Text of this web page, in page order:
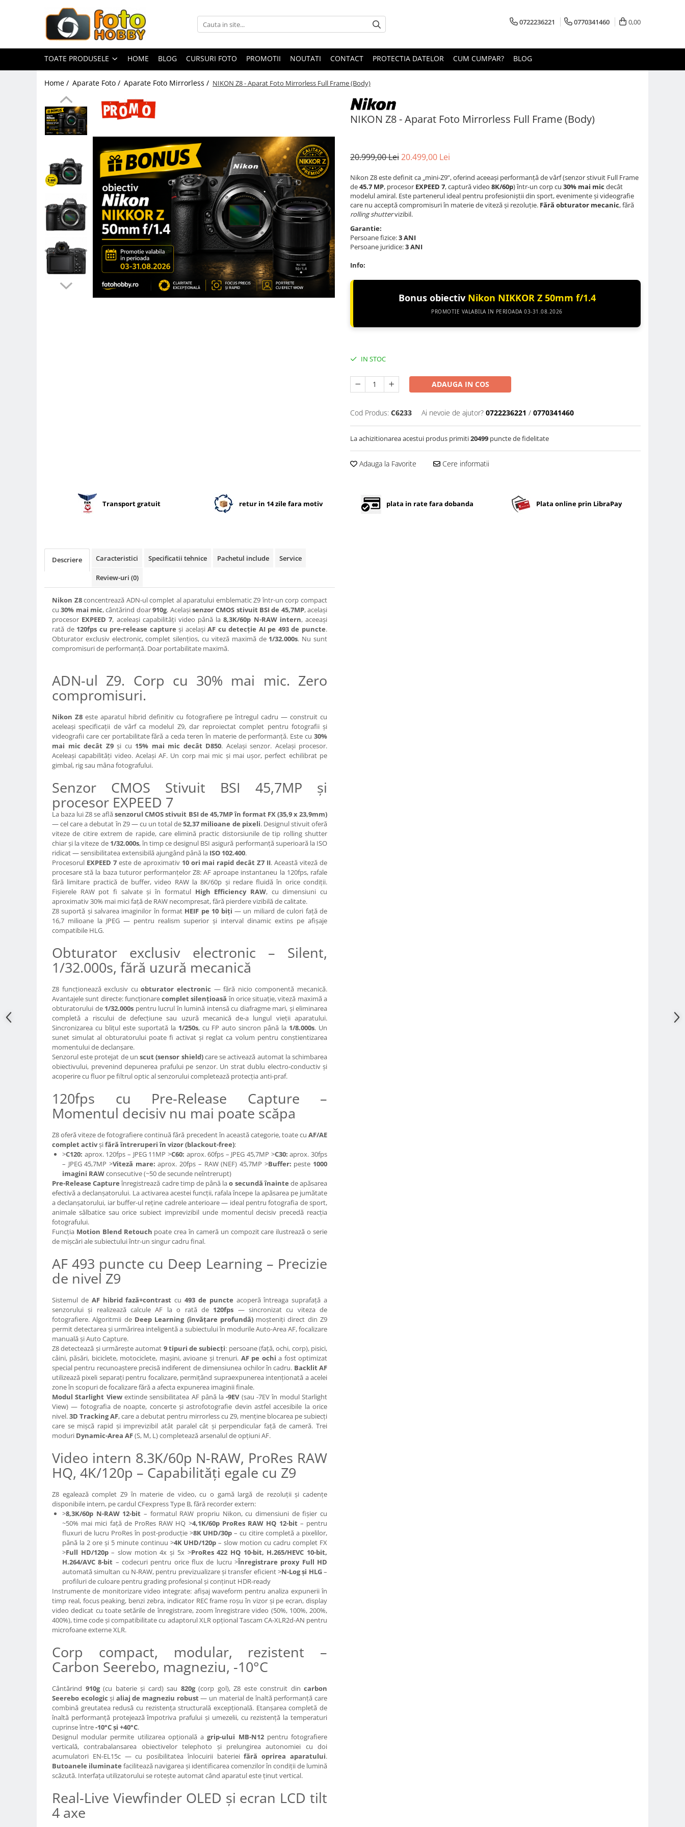
Toate Produsele
Aparate Foto
Aparate Foto Mirrorless
Aparate Foto DSLR
Aparate Foto Compacte
Aparate foto instant
Aparate foto pe film
Obiective foto si accesorii
Obiective Mirorless
Huse si tocuri protectie obiective
Obiective Cinematice
Teleconvertoare
Adaptoare montura / baioneta
Capace obiectiv si camera
Adaptoare stativ port umbrela si
Cabluri si Patine Sincron
Protectie patina apa, ploaie
Bounce-uri, Softbox-uri
Ring-Flash Adaptor
Bracket-uri si suporti
Huse protectie blitz extern
Accesorii Aparate Digitale
Cititoare carduri
Huse protectie card memorie
Recordere audio digitale
Acumulatori si baterii
Acumulatori Foto
Acumulatori AA/AAA (R6/R3)) si
Incarcatoare acumulatori Foto-
Huse protectie acumulatori foto
Tablete grafice
Adaptoare pentru convertoare sau
Alimentatoare 220V
Carcase de tip Cage, pentru
integrare in sisteme video
Curatare Senzor
Huse de ploaie
Microfoane / Reportofoane
Nivela patina
Accesorii diverse
Genti, Rucsacuri, Troller foto
Genti Holster TopLoader
Genti, Troller Video
Rucsacuri Foto
Only One Shoulder - SlingShot
Tocuri si huse protectie aparate
Hamuri si Centuri foto
Curele Aparat - Umar
Genti Laptop si iPad
Accesorii genti si trollere
Solid-State Drive (SSD)
Video / Camere si accesorii
Camere video profesionale
Camere Video Cinematice
Camere video de actiune
Accesorii camere video de actiune
Accesorii drone
Acumulatori camere video
Stabilizatoare (Gimbal) / Steady
Huse Protectie / Ploaie camere
Accesorii diverse pt camere video
Camere Video Cinematice
Camere Video Compacte
Trepiede si monopiede
Trepiede foto
Trepiede video
Trepied / Monopied Carbon
Trepiede pentru compacte /
Monopiede foto/video
Cap trepied si monopied
Carucioare trepied (Dolly)
Placute cap trepied
Huse trepied / stativ lumini
Sina Focus pentru Macro
Studio/Lumini si accesorii
0722236221 0770341460 0,00
TOATE PRODUSELE HOME BLOG CURSURI FOTO PROMOTII NOUTATI CONTACT PROTECTIA DATELOR CUM CUMPAR? BLOG
Home / Aparate Foto / Aparate Foto Mirrorless / NIKON Z8 - Aparat Foto Mirrorless Full Frame (Body)
NIKON Z8 - Aparat Foto Mirrorless Full Frame (Body)
20.999,00 Lei20.499,00 Lei
Nikon Z8 este definit ca „mini-Z9”, oferind aceeași performanță de vârf (senzor stivuit Full Frame
de45.7 MP, procesor EXPEED 7, captură video 8K/60p) într-un corp cu 30% mai mic decât
modelul amiral. Este partenerul ideal pentru profesioniștii din sport, evenimente și videografie
care nu acceptă compromisuri în materie de viteză și rezoluție. Fără obturator mecanic, fără
rolling shuttervizibil.
Garantie:
Persoane fizice:3 ANI
Persoane juridice:3 ANI
Info:
Bonus obiectiv Nikon NIKKOR Z 50mm f/1.4
PROMOTIE VALABILA IN PERIOADA 03-31.08.2026
IN STOC
ADAUGA IN COS
Cod Produs: C6233 Ai nevoie de ajutor? 0722236221 / 0770341460
La achizitionarea acestui produs primiti20499 puncte de fidelitate
Adauga la Favorite Cere informatii
Transport gratuit retur in 14 zile fara motiv plata in rate fara dobanda Plata online prin LibraPay
Descriere Caracteristici Specificatii tehnice Pachetul include Service
Review-uri (0)
Nikon Z8concentrează ADN-ul complet al aparatului emblematic Z9 într-un corp compact
cu30% mai mic, cântărind doar910g. Acelașisenzor CMOS stivuit BSI de 45,7MP, același
procesor EXPEED 7, aceleași capabilități video până la8,3K/60p N-RAW intern, aceeași
rată de 120fps cu pre-release capture și acelașiAF cu detecție AI pe 493 de puncte.
Obturator exclusiv electronic, complet silențios, cu viteză maximă de 1/32.000s. Nu sunt
compromisuri de performanță. Doar portabilitate maximă.
ADN-ul Z9. Corp cu 30% mai mic. Zero
compromisuri.
Nikon Z8 este aparatul hibrid definitiv cu fotografiere pe întregul cadru — construit cu
aceleași specificații de vârf ca modelul Z9, dar reproiectat complet pentru fotografii și
videografii care cer portabilitate fără a ceda teren în materie de performanță. Este cu 30%
mai mic decât Z9și cu 15% mai mic decât D850. Același senzor. Același procesor.
Aceleași capabilități video. Același AF. Un corp mai mic și mai ușor, perfect echilibrat pe
gimbal, rig sau mâna fotografului.
Senzor CMOS Stivuit BSI 45,7MP și
procesor EXPEED 7
La baza lui Z8 se aflăsenzorul CMOS stivuit BSI de 45,7MP în format FX (35,9 x 23,9mm)
— cel care a debutat în Z9 — cu un total de52,37 milioane de pixeli. Designul stivuit oferă
viteze de citire extrem de rapide, care elimină practic distorsiunile de tip rolling shutter
chiar și la viteze de 1/32.000s, în timp ce designul BSI asigură performanță superioară la ISO
ridicat — sensibilitatea extensibilă ajungând până la ISO 102.400.
Procesorul EXPEED 7este de aproximativ 10 ori mai rapid decât Z7 II. Această viteză de
procesare stă la baza tuturor performanțelor Z8: AF aproape instantaneu la 120fps, rafale
fără limitare practică de buffer, video RAW la 8K/60p și redare fluidă în orice condiții.
Fișierele RAW pot fi salvate și în formatul High Efficiency RAW, cu dimensiuni cu
aproximativ 30% mai mici față de RAW necompresat, fără pierdere vizibilă de calitate.
Z8 suportă și salvarea imaginilor în format HEIF pe 10 biți — un miliard de culori față de
16,7 milioane la JPEG — pentru realism superior și interval dinamic extins pe afișaje
compatibile HLG.
Obturator exclusiv electronic – Silent,
1/32.000s, fără uzură mecanică
Z8 funcționează exclusiv cuobturator electronic — fără nicio componentă mecanică.
Avantajele sunt directe: funcționarecomplet silențioasă în orice situație, viteză maximă a
obturatorului de 1/32.000s pentru lucrul în lumină intensă cu diafragme mari, și eliminarea
completă a riscului de defecțiune sau uzură mecanică de-a lungul vieții aparatului.
Sincronizarea cu blițul este suportată la 1/250s, cu FP auto sincron până la 1/8.000s. Un
sunet simulat al obturatorului poate fi activat și reglat ca volum pentru conștientizarea
momentului de declanșare.
Senzorul este protejat de unscut (sensor shield)care se activează automat la schimbarea
obiectivului, prevenind depunerea prafului pe senzor. Un strat dublu electro-conductiv și
acoperire cu fluor pe filtrul optic al senzorului completează protecția anti-praf.
120fps cu Pre-Release Capture –
Momentul decisiv nu mai poate scăpa
Z8 oferă viteze de fotografiere continuă fără precedent în această categorie, toate cu AF/AE
complet activșifără întreruperi în vizor (blackout-free):
>C120: aprox. 120fps – JPEG 11MP >C60: aprox. 60fps – JPEG 45,7MP >C30: aprox. 30fps
– JPEG 45,7MP >Viteză mare: aprox. 20fps – RAW (NEF) 45,7MP >Buffer: peste 1000
imagini RAWconsecutive (~50 de secunde neîntrerupt)
Pre-Release Captureînregistrează cadre timp de până lao secundă înainte de apăsarea
efectivă a declanșatorului. La activarea acestei funcții, rafala începe la apăsarea pe jumătate
a declanșatorului, iar buffer-ul reține cadrele anterioare — ideal pentru fotografia de sport,
animale sălbatice sau orice subiect imprevizibil unde momentul decisiv precedă reacția
fotografului.
Funcția Motion Blend Retouch poate crea în cameră un compozit care ilustrează o serie
de mișcări ale subiectului într-un singur cadru final.
AF 493 puncte cu Deep Learning – Precizie
de nivel Z9
Sistemul de AF hibrid fază+contrast cu493 de puncte acoperă întreaga suprafață a
senzorului și realizează calcule AF la o rată de 120fps — sincronizat cu viteza de
fotografiere. Algoritmii de Deep Learning (învățare profundă)moșteniți direct din Z9
permit detectarea și urmărirea inteligentă a subiectului în modurile Auto-Area AF, focalizare
manuală și Auto Capture.
Z8 detectează și urmărește automat 9 tipuri de subiecți: persoane (față, ochi, corp), pisici,
câini, păsări, biciclete, motociclete, mașini, avioane și trenuri. AF pe ochi a fost optimizat
special pentru recunoaștere precisă indiferent de dimensiunea ochilor în cadru. Backlit AF
utilizează pixeli separați pentru focalizare, permițând supraexpunerea intenționată a acelei
zone în scopuri de focalizare fără a afecta expunerea imaginii finale.
Modul Starlight Viewextinde sensibilitatea AF până la-9EV(sau -7EV în modul Starlight
View) — fotografia de noapte, concerte și astrofotografie devin astfel accesibile la orice
nivel.3D Tracking AF, care a debutat pentru mirrorless cu Z9, menține blocarea pe subiecți
care se mișcă rapid și imprevizibil atât paralel cât și perpendicular față de cameră. Trei
moduri Dynamic-Area AF(S, M, L) completează arsenalul de opțiuni AF.
Video intern 8.3K/60p N-RAW, ProRes RAW
HQ, 4K/120p – Capabilități egale cu Z9
Z8 egalează complet Z9 în materie de video, cu o gamă largă de rezoluții și cadențe
disponibile intern, pe cardul CFexpress Type B, fără recorder extern:
>8,3K/60p N-RAW 12-bit – formatul RAW propriu Nikon, cu dimensiuni de fișier cu
~50% mai mici față de ProRes RAW HQ >4,1K/60p ProRes RAW HQ 12-bit– pentru
fluxuri de lucru ProRes în post-producție >8K UHD/30p – cu citire completă a pixelilor,
până la 2 ore și 5 minute continuu >4K UHD/120p – slow motion cu cadru complet FX
>Full HD/120p– slow motion 4x și 5x >ProRes 422 HQ 10-bit, H.265/HEVC 10-bit,
H.264/AVC 8-bit – codecuri pentru orice flux de lucru >Înregistrare proxy Full HD
automată simultan cu N-RAW, pentru previzualizare și transfer eficient >N-Log și HLG–
profiluri de culoare pentru grading profesional și conținut HDR-ready
Instrumente de monitorizare video integrate: afișaj waveform pentru analiza expunerii în
timp real, focus peaking, benzi zebra, indicator REC frame roșu în vizor și pe ecran, display
video dedicat cu toate setările de înregistrare, zoom înregistrare video (50%, 100%, 200%,
400%), time code și compatibilitate cu adaptorul XLR opțional Tascam CA-XLR2d-AN pentru
microfoane externe XLR.
Corp compact, modular, rezistent –
Carbon Seerebo, magneziu, -10°C
Cântărind 910g(cu baterie și card) sau 820g(corp gol), Z8 este construit din carbon
Seerebo ecologic și aliaj de magneziu robust— un material de înaltă performanță care
combină greutatea redusă cu rezistența structurală excepțională. Etanșarea completă de
înaltă performanță protejează împotriva prafului și umezelii, cu rezistență la temperaturi
cuprinse între-10°C și +40°C.
Designul modular permite utilizarea opțională agrip-ului MB-N12pentru fotografiere
verticală, contrabalansarea obiectivelor telephoto și prelungirea autonomiei cu doi
acumulatori EN-EL15c — cu posibilitatea înlocuirii baterieifără oprirea aparatului.
Butoanele iluminate facilitează navigarea și identificarea comenzilor în condiții de lumină
scăzută. Interfața utilizatorului se rotește automat când aparatul este ținut vertical.
Real-Live Viewfinder OLED și ecran LCD tilt
4 axe